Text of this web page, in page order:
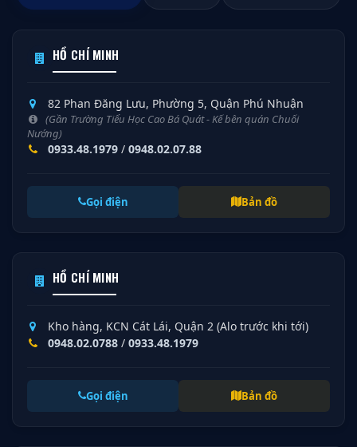
HỒ CHÍ MINH
82 Phan Đăng Lưu, Phường 5, Quận Phú Nhuận
(Gần Trường Tiểu Học Cao Bá Quát - Kế bên quán Chuối
Nướng)
0933.48.1979 / 0948.02.07.88
Gọi điện Bản đồ
HỒ CHÍ MINH
Kho hàng, KCN Cát Lái, Quận 2 (Alo trước khi tới)
0948.02.0788 / 0933.48.1979
Gọi điện Bản đồ